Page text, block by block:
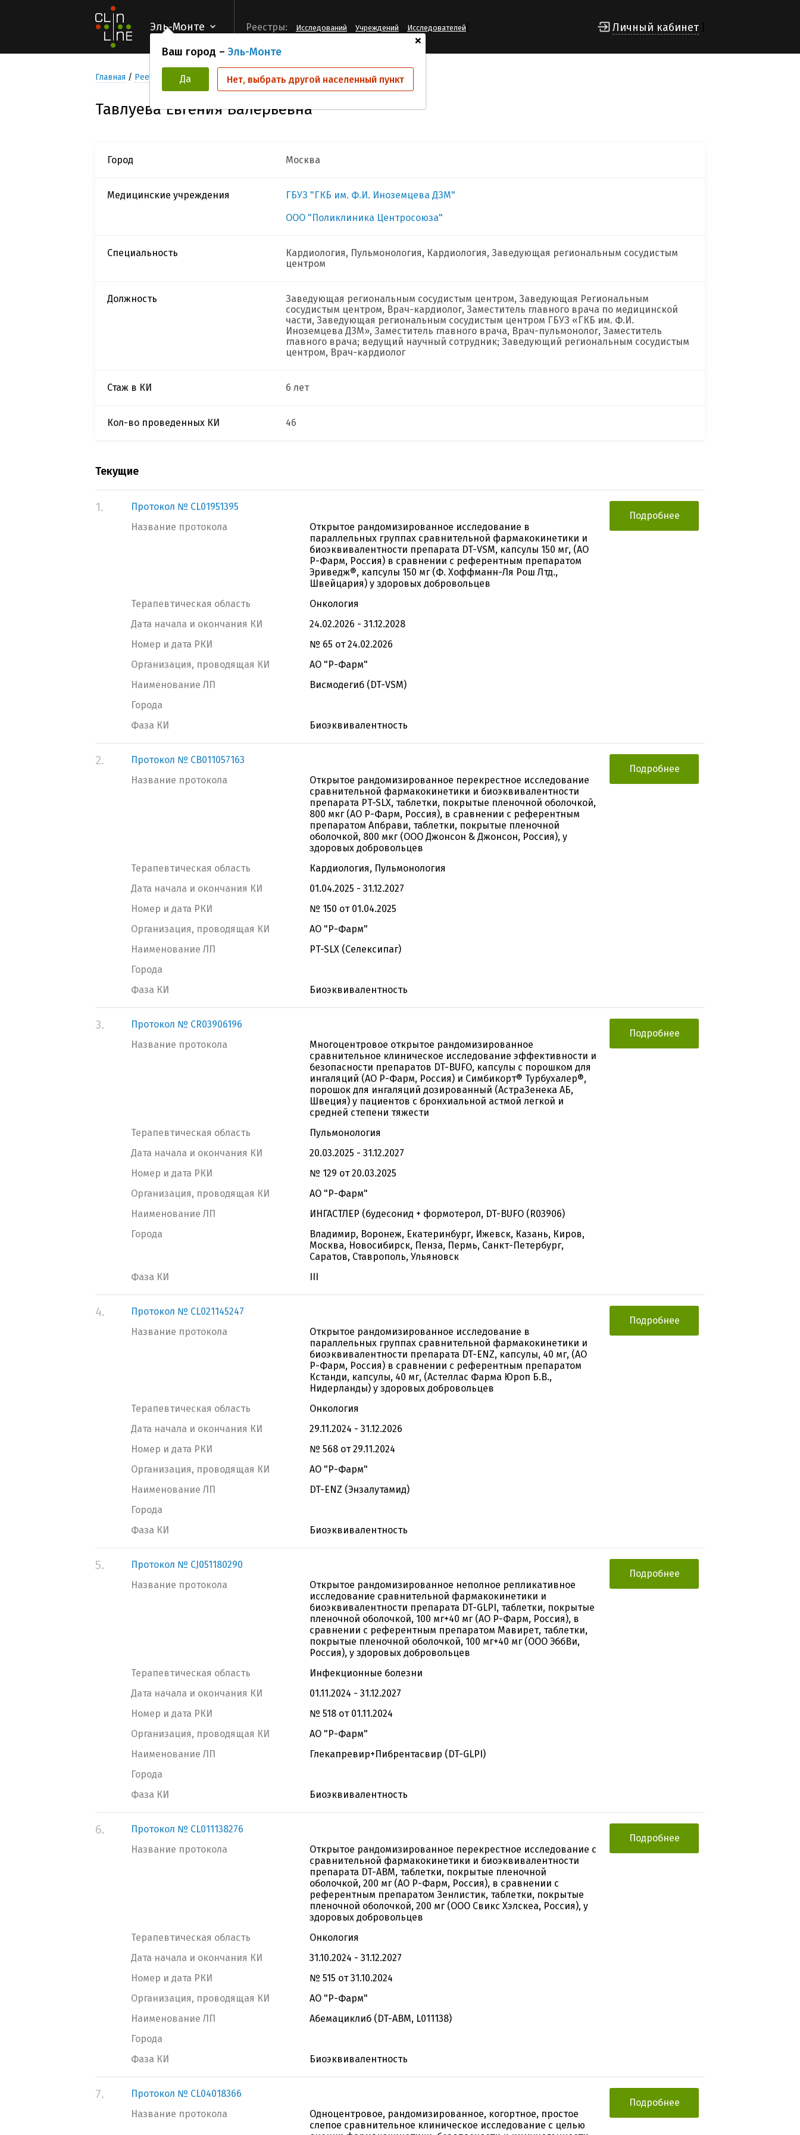
Эль-Монте
+
Ваш город – Эль-Монте
Да Нет, выбрать другой населенный пункт
Реестры: Исследований Учреждений Исследователей Личный кабинет
Главная Реестр Исследователей Тавлуева Евгения Валерьевна
Тавлуева Евгения Валерьевна
Город Москва
Медицинские учреждения
ГБУЗ "ГКБ им. Ф.И. Иноземцева ДЗМ"
ООО "Поликлиника Центросоюза"
Специальность
Кардиология, Пульмонология, Кардиология, Заведующая региональным сосудистым
центром
Должность
Заведующая региональным сосудистым центром, Заведующая Региональным
сосудистым центром, Врач-кардиолог, Заместитель главного врача по медицинской
части, Заведующая региональным сосудистым центром ГБУЗ «ГКБ им. Ф.И.
Иноземцева ДЗМ», Заместитель главного врача, Врач-пульмонолог, Заместитель
главного врача; ведущий научный сотрудник; Заведующий региональным сосудистым
центром, Врач-кардиолог
Стаж в КИ 6 лет
Кол-во проведенных КИ 46
Текущие
1.
Протокол № CL01951395
Название протокола
Открытое рандомизированное исследование в
параллельных группах сравнительной фармакокинетики и
биоэквивалентности препарата DT-VSM, капсулы 150 мг, (АО
Р-Фарм, Россия) в сравнении с референтным препаратом
Эриведж®, капсулы 150 мг (Ф. Хоффманн-Ля Рош Лтд.,
Швейцария) у здоровых добровольцев
Терапевтическая область
Онкология
Дата начала и окончания КИ
24.02.2026 - 31.12.2028
Номер и дата РКИ
№ 65 от 24.02.2026
Организация, проводящая КИ
АО "Р-Фарм"
Наименование ЛП
Висмодегиб (DT-VSM)
Города
Фаза КИ
Биоэквивалентность
Подробнее
2.
Протокол № CB011057163
Название протокола
Открытое рандомизированное перекрестное исследование
сравнительной фармакокинетики и биоэквивалентности
препарата PT-SLX, таблетки, покрытые пленочной оболочкой,
800 мкг (АО Р-Фарм, Россия), в сравнении с референтным
препаратом Апбрави, таблетки, покрытые пленочной
оболочкой, 800 мкг (ООО Джонсон & Джонсон, Россия), у
здоровых добровольцев
Терапевтическая область
Кардиология, Пульмонология
Дата начала и окончания КИ
01.04.2025 - 31.12.2027
Номер и дата РКИ
№ 150 от 01.04.2025
Организация, проводящая КИ
АО "Р-Фарм"
Наименование ЛП
PT-SLX (Селексипаг)
Города
Фаза КИ
Биоэквивалентность
Подробнее
3.
Протокол № CR03906196
Название протокола
Многоцентровое открытое рандомизированное
сравнительное клиническое исследование эффективности и
безопасности препаратов DT-BUFO, капсулы с порошком для
ингаляций (АО Р-Фарм, Россия) и Симбикорт® Турбухалер®,
порошок для ингаляций дозированный (АстраЗенека АБ,
Швеция) у пациентов с бронхиальной астмой легкой и
средней степени тяжести
Терапевтическая область
Пульмонология
Дата начала и окончания КИ
20.03.2025 - 31.12.2027
Номер и дата РКИ
№ 129 от 20.03.2025
Организация, проводящая КИ
АО "Р-Фарм"
Наименование ЛП
ИНГАСТЛЕР (будесонид + формотерол, DT-BUFO (R03906)
Города
Владимир, Воронеж, Екатеринбург, Ижевск, Казань, Киров,
Москва, Новосибирск, Пенза, Пермь, Санкт-Петербург,
Саратов, Ставрополь, Ульяновск
Фаза КИ
III
Подробнее
4.
Протокол № CL021145247
Название протокола
Открытое рандомизированное исследование в
параллельных группах сравнительной фармакокинетики и
биоэквивалентности препарата DT-ENZ, капсулы, 40 мг, (АО
Р-Фарм, Россия) в сравнении с референтным препаратом
Кстанди, капсулы, 40 мг, (Астеллас Фарма Юроп Б.В.,
Нидерланды) у здоровых добровольцев
Терапевтическая область
Онкология
Дата начала и окончания КИ
29.11.2024 - 31.12.2026
Номер и дата РКИ
№ 568 от 29.11.2024
Организация, проводящая КИ
АО "Р-Фарм"
Наименование ЛП
DT-ENZ (Энзалутамид)
Города
Фаза КИ
Биоэквивалентность
Подробнее
5.
Протокол № CJ051180290
Название протокола
Открытое рандомизированное неполное репликативное
исследование сравнительной фармакокинетики и
биоэквивалентности препарата DT-GLPI, таблетки, покрытые
пленочной оболочкой, 100 мг+40 мг (АО Р-Фарм, Россия), в
сравнении с референтным препаратом Мавирет, таблетки,
покрытые пленочной оболочкой, 100 мг+40 мг (ООО ЭббВи,
Россия), у здоровых добровольцев
Терапевтическая область
Инфекционные болезни
Дата начала и окончания КИ
01.11.2024 - 31.12.2027
Номер и дата РКИ
№ 518 от 01.11.2024
Организация, проводящая КИ
АО "Р-Фарм"
Наименование ЛП
Глекапревир+Пибрентасвир (DT-GLPI)
Города
Фаза КИ
Биоэквивалентность
Подробнее
6.
Протокол № CL011138276
Название протокола
Открытое рандомизированное перекрестное исследование с
сравнительной фармакокинетики и биоэквивалентности
препарата DT-ABM, таблетки, покрытые пленочной
оболочкой, 200 мг (АО Р-Фарм, Россия), в сравнении с
референтным препаратом Зенлистик, таблетки, покрытые
пленочной оболочкой, 200 мг (ООО Свикс Хэлскеа, Россия), у
здоровых добровольцев
Терапевтическая область
Онкология
Дата начала и окончания КИ
31.10.2024 - 31.12.2027
Номер и дата РКИ
№ 515 от 31.10.2024
Организация, проводящая КИ
АО "Р-Фарм"
Наименование ЛП
Абемациклиб (DT-ABM, L011138)
Города
Фаза КИ
Биоэквивалентность
Подробнее
7.
Протокол № CL04018366
Название протокола
Одноцентровое, рандомизированное, когортное, простое
слепое сравнительное клиническое исследование c целью
Подробнее